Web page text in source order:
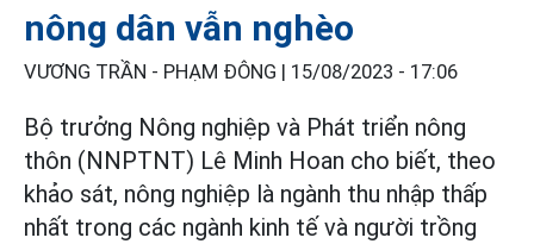
nông dân vẫn nghèo
VƯƠNG TRẦN - PHẠM ĐÔNG | 15/08/2023 - 17:06
Bộ trưởng Nông nghiệp và Phát triển nông
thôn (NNPTNT) Lê Minh Hoan cho biết, theo
khảo sát, nông nghiệp là ngành thu nhập thấp
nhất trong các ngành kinh tế và người trồng